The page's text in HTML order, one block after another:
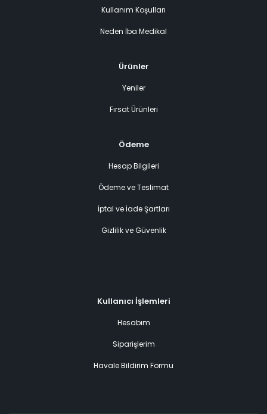
Kullanım Koşulları
Neden İba Medikal
Ürünler
Yeniler
Fırsat Ürünleri
Ödeme
Hesap Bilgileri
Ödeme ve Teslimat
İptal ve İade Şartları
Gizlilik ve Güvenlik
Kullanıcı İşlemleri
Hesabım
Siparişlerim
Havale Bildirim Formu